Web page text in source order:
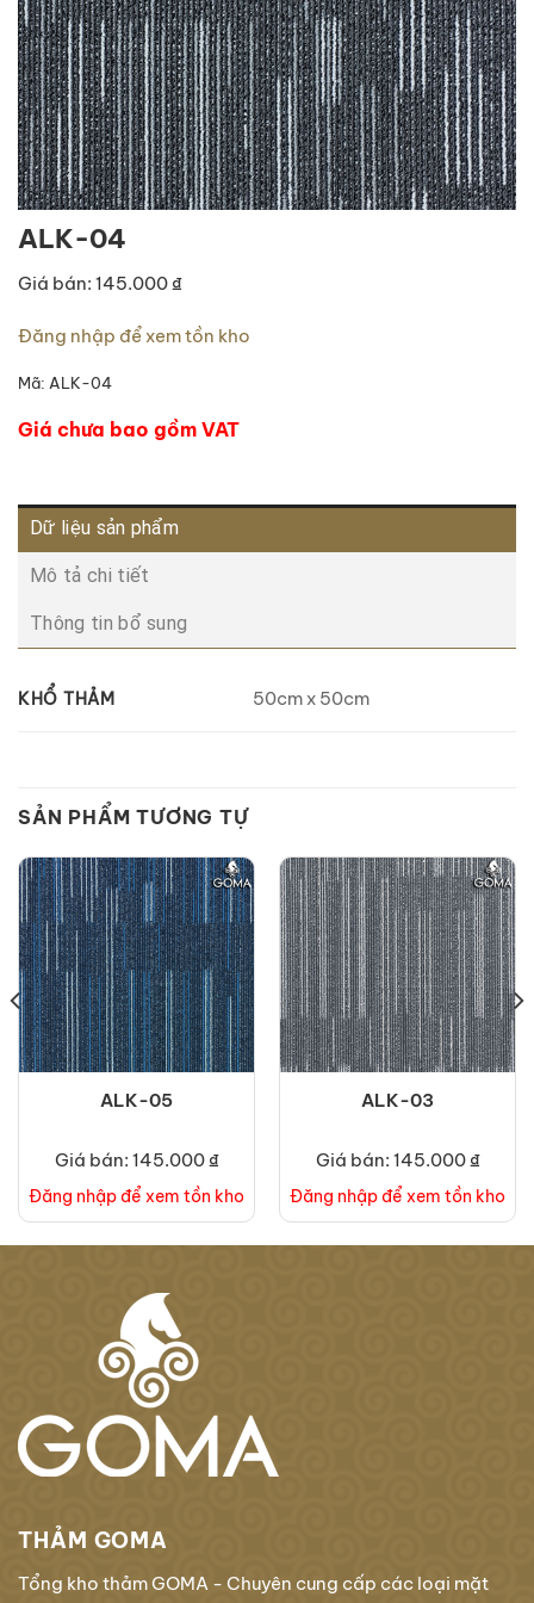
ALK-04
Giá bán: 145.000 ₫
Đăng nhập để xem tồn kho
Mã: ALK-04
Giá chưa bao gồm VAT
Dữ liệu sản phẩm
Mô tả chi tiết
Thông tin bổ sung
KHỔ THẢM 50cm x 50cm
SẢN PHẨM TƯƠNG TỰ
ALK-05
Giá bán: 145.000 ₫
Đăng nhập để xem tồn kho
ALK-03
Giá bán: 145.000 ₫
Đăng nhập để xem tồn kho
THẢM GOMA
Tổng kho thảm GOMA - Chuyên cung cấp các loại mặt